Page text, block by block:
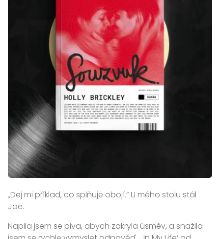
„Dej mi příklad, co splňuje obojí.“ U mého stolu stál
Joe.
Napila jsem se piva, abych zakryla úsměv, a snažila